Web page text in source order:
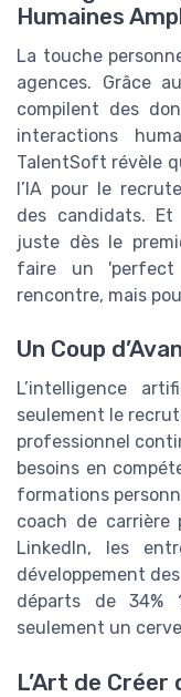
Humaines
La touche
agences. Grâce
compilent des
interactions
TalentSoft révèle
l’IA pour le
des candidats.
juste dès le
faire un
rencontre, mais
Un Coup
L’intelligence
seulement le
professionnel
besoins en
formations
coach de carrière
LinkedIn, les
développement
départs de
seulement un
L’Art de